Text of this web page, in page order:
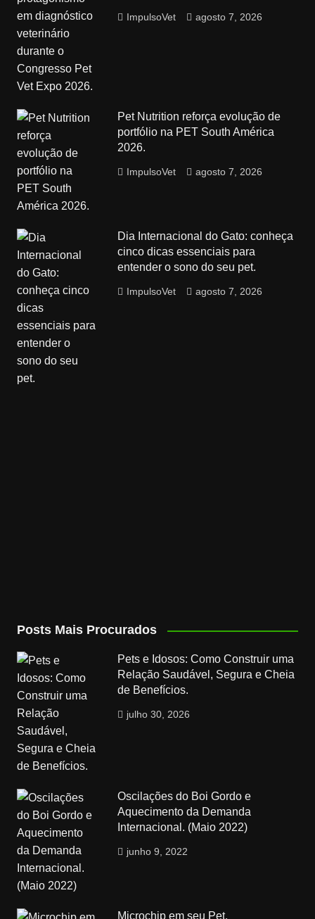
ImpulsoVet agosto 7, 2026
Pet Nutrition reforça evolução de
portfólio na PET South América
2026.
ImpulsoVet agosto 7, 2026
Dia Internacional do Gato: conheça
cinco dicas essenciais para
entender o sono do seu pet.
ImpulsoVet agosto 7, 2026
Posts Mais Procurados
Pets e Idosos: Como Construir uma
Relação Saudável, Segura e Cheia
de Benefícios.
julho 30, 2026
Oscilações do Boi Gordo e
Aquecimento da Demanda
Internacional. (Maio 2022)
junho 9, 2022
Microchip em seu Pet.